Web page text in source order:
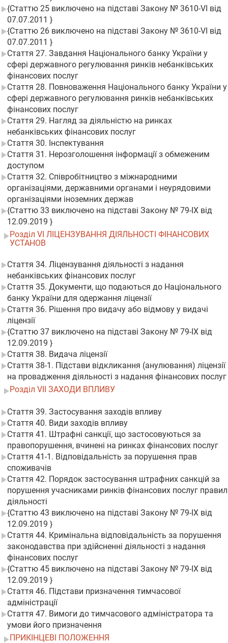
{Статтю 25 виключено на підставі Закону № 3610-VI від
07.07.2011 }
{Статтю 26 виключено на підставі Закону № 3610-VI від
07.07.2011 }
Стаття 27. Завдання Національного банку України у
сфері державного регулювання ринків небанківських
фінансових послуг
Стаття 28. Повноваження Національного банку України у
сфері державного регулювання ринків небанківських
фінансових послуг
Стаття 29. Нагляд за діяльністю на ринках
небанківських фінансових послуг
Стаття 30. Інспектування
Стаття 31. Нерозголошення інформації з обмеженим
доступом
Стаття 32. Співробітництво з міжнародними
організаціями, державними органами і неурядовими
організаціями іноземних держав
{Статтю 33 виключено на підставі Закону № 79-IX від
12.09.2019 }
Розділ VI ЛІЦЕНЗУВАННЯ ДІЯЛЬНОСТІ ФІНАНСОВИХ
УСТАНОВ
Стаття 34. Ліцензування діяльності з надання
небанківських фінансових послуг
Стаття 35. Документи, що подаються до Національного
банку України для одержання ліцензії
Стаття 36. Рішення про видачу або відмову у видачі
ліцензії
{Статтю 37 виключено на підставі Закону № 79-IX від
12.09.2019 }
Стаття 38. Видача ліцензії
Стаття 38-1. Підстави відкликання (анулювання) ліцензії
на провадження діяльності з надання фінансових послуг
Розділ VII ЗАХОДИ ВПЛИВУ
Стаття 39. Застосування заходів впливу
Стаття 40. Види заходів впливу
Стаття 41. Штрафні санкції, що застосовуються за
правопорушення, вчинені на ринках фінансових послуг
Стаття 41-1. Відповідальність за порушення прав
споживачів
Стаття 42. Порядок застосування штрафних санкцій за
порушення учасниками ринків фінансових послуг правил
діяльності
{Статтю 43 виключено на підставі Закону № 79-IX від
12.09.2019 }
Стаття 44. Кримінальна відповідальність за порушення
законодавства при здійсненні діяльності з надання
фінансових послуг
{Статтю 45 виключено на підставі Закону № 79-IX від
12.09.2019 }
Стаття 46. Підстави призначення тимчасової
адміністрації
Стаття 47. Вимоги до тимчасового адміністратора та
умови його призначення
ПРИКІНЦЕВІ ПОЛОЖЕННЯ